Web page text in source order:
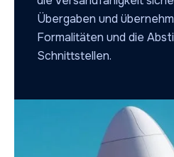
Übergaben und
Formalitäten und die
Schnittstellen.